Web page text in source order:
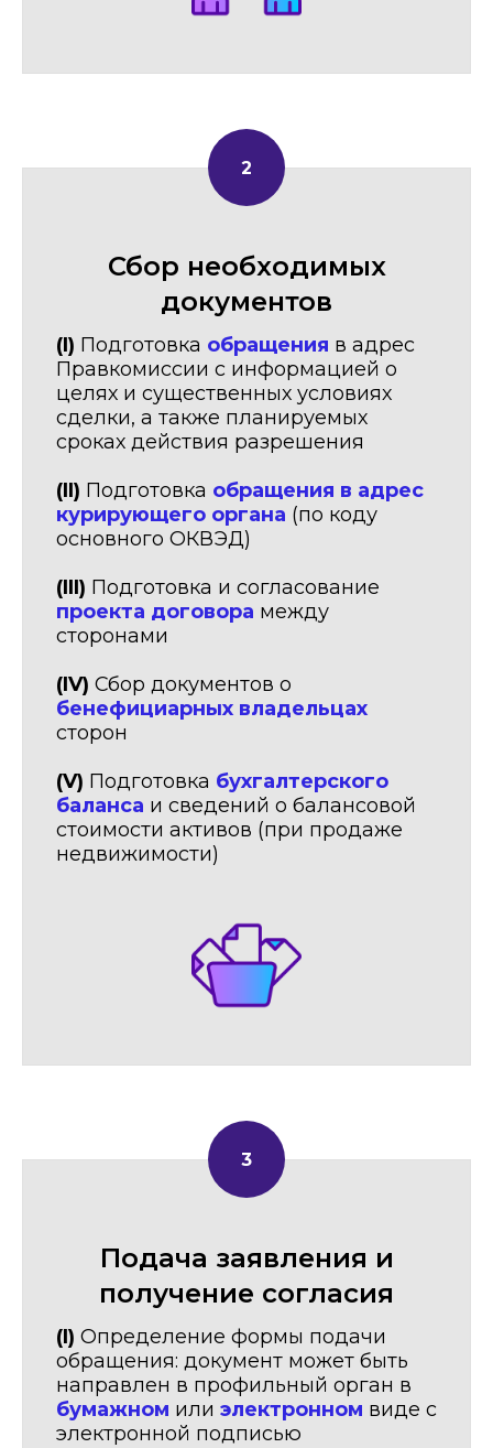
Сбор необходимых
документов
(I) Подготовка обращения в адрес
Правкомиссии с информацией о
целях и существенных условиях
сделки, а также планируемых
сроках действия разрешения
(II) Подготовка обращения в адрес
курирующего органа (по коду
основного ОКВЭД)
(III) Подготовка и согласование
проекта договора между
сторонами
(IV) Сбор документов о
бенефициарных владельцах
сторон
(V) Подготовка бухгалтерского
баланса и сведений о балансовой
стоимости активов (при продаже
недвижимости)
Подача заявления и
получение согласия
(I) Определение формы подачи
обращения: документ может быть
направлен в профильный орган в
бумажном или электронном виде с
электронной подписью